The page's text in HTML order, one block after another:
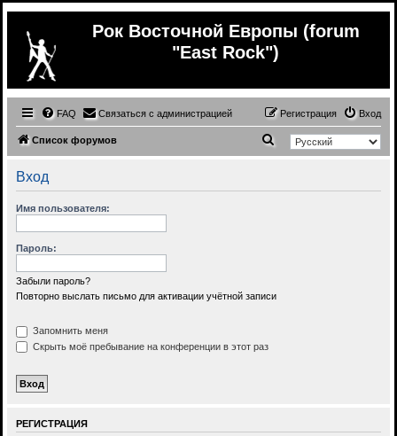
Рок Восточной Европы (forum
"East Rock")
FAQ Связаться с администрацией Вход
Регистрация
Список форумов
Вход
Имя пользователя:
Пароль:
Забыли пароль?
Повторно выслать письмо для активации учётной записи
Запомнить меня
Скрыть моё пребывание на конференции в этот раз
РЕГИСТРАЦИЯ